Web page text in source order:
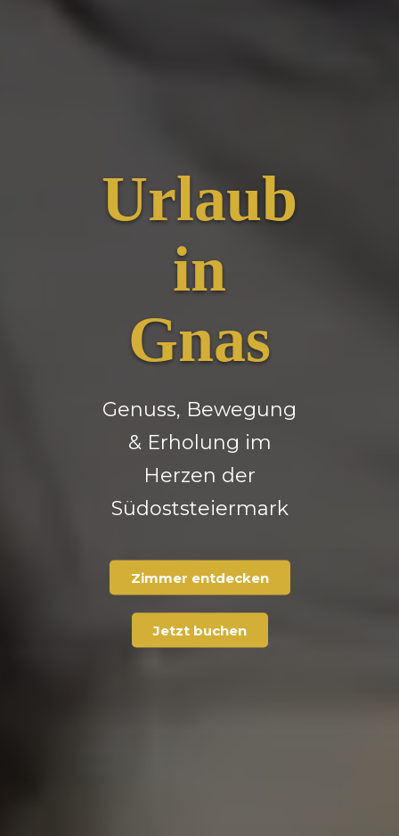
Urlaub
in
Gnas
Genuss, Bewegung
& Erholung im
Herzen der
Südoststeiermark
Zimmer entdecken
Jetzt buchen